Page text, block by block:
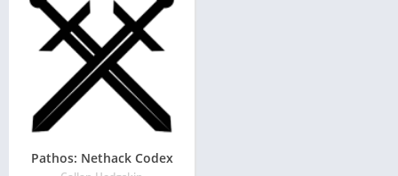
Pathos: Nethack Codex